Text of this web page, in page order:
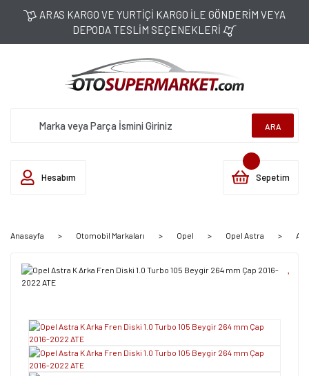
ARAS KARGO VE YURTİÇİ KARGO İLE GÖNDERİM VEYA
DEPODA TESLİM SEÇENEKLERİ
ARA
Hesabım Sepetim
Anasayfa Otomobil Markaları Opel Opel Astra